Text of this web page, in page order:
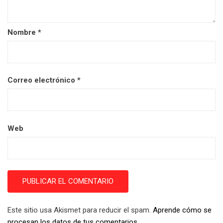
Nombre *
Correo electrónico *
Web
Este sitio usa Akismet para reducir el spam. Aprende cómo se